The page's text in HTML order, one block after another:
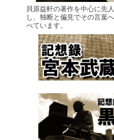
貝原益軒の著作を中心に先
し、独断と偏見でその言葉
べています。